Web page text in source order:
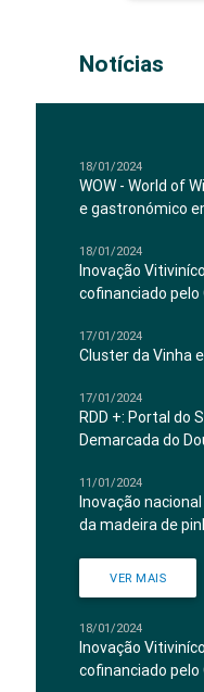
Notícias
18/01/2024
WOW - World of
e gastronómico
18/01/2024
Inovação
cofinanciado pelo
17/01/2024
Cluster da Vinha
17/01/2024
RDD +: Portal do
Demarcada do
11/01/2024
Inovação
da madeira de
VER MAIS
18/01/2024
Inovação
cofinanciado pelo